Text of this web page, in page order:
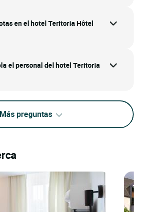
en el hotel Teritoria Hôtel
el personal del hotel Teritoria
Más preguntas